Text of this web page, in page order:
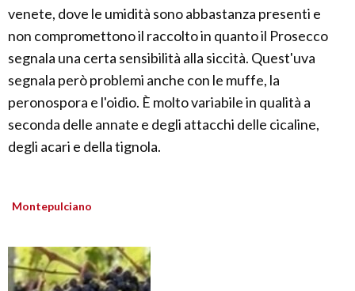
venete, dove le umidità sono abbastanza presenti e
non compromettono il raccolto in quanto il Prosecco
segnala una certa sensibilità alla siccità. Quest'uva
segnala però problemi anche con le muffe, la
peronospora e l'oidio. È molto variabile in qualità a
seconda delle annate e degli attacchi delle cicaline,
degli acari e della tignola.
Montepulciano